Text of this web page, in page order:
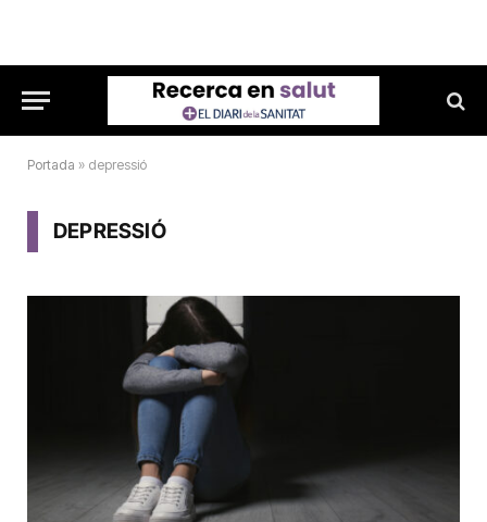
Portada » depressió
DEPRESSIÓ